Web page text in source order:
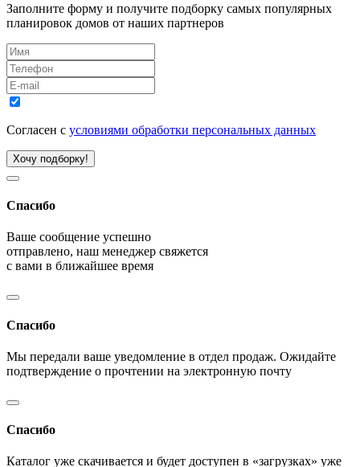
Заполните форму и получите подборку самых популярных
планировок домов от наших партнеров
Согласен с условиями обработки персональных данных
Хочу подборку!
Спасибо
Ваше сообщение успешно
отправлено, наш менеджер свяжется
с вами в ближайшее время
Спасибо
Мы передали ваше уведомление в отдел продаж. Ожидайте
подтверждение о прочтении на электронную почту
Спасибо
Каталог уже скачивается и будет доступен в «загрузках» уже